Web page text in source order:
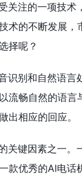
关注的一项技
术的不断发展
择呢？
识别和自然语
流畅自然的语
出相应的回应。
关键因素之一
款优秀的AI电